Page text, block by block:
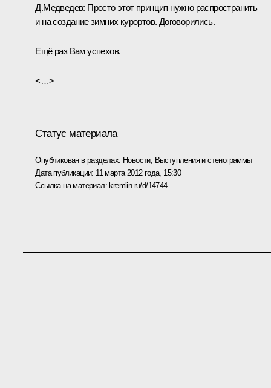
Д.Медведев: Просто этот принцип нужно распространить
и на создание зимних курортов. Договорились.
Ещё раз Вам успехов.
<…>
Статус материала
Опубликован в разделах: Новости, Выступления и стенограммы
Дата публикации: 11 марта 2012 года, 15:30
Ссылка на материал: kremlin.ru/d/14744